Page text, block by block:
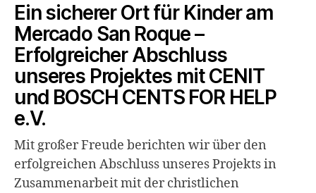
Ein sicherer Ort für Kinder am
Mercado San Roque –
Erfolgreicher Abschluss
unseres Projektes mit CENIT
und BOSCH CENTS FOR HELP
e.V.
Mit großer Freude berichten wir über den
erfolgreichen Abschluss unseres Projekts in
Zusammenarbeit mit der christlichen